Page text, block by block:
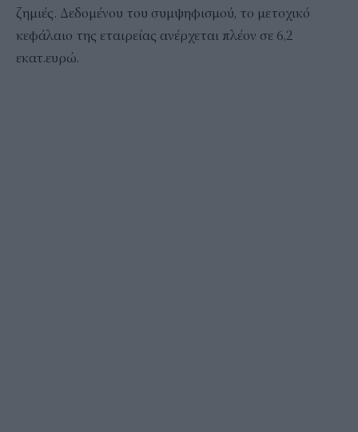
ζημιές. Δεδομένου του συμψηφισμού, το μετοχικό
κεφάλαιο της εταιρείας ανέρχεται πλέον σε 6,2
εκατ.ευρώ.